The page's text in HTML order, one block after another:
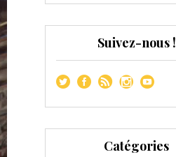
Suivez-nous !
Catégories